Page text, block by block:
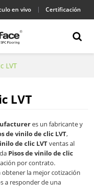
en vivo Certificación
LVT
LVT
es un fabricante y
de vinilo de clic LVT,
de clic LVTventas al
Pisos de vinilo de clic
por contrato.
la mejor cotización
a responder de una